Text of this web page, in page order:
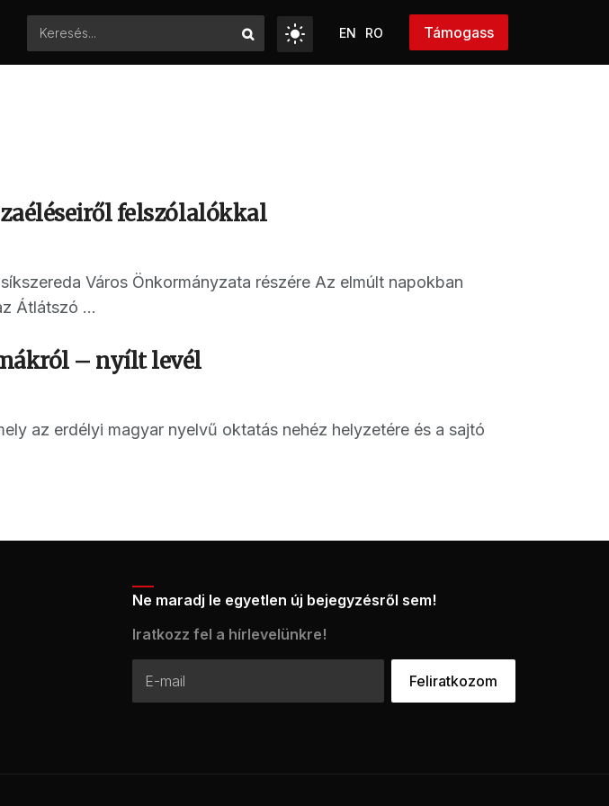
EN RO Támogass
felszólalókkal
Város Önkormányzata részére Az elmúlt napokban
Átlátszó ...
– nyílt levél
az erdélyi magyar nyelvű oktatás nehéz helyzetére és a sajtó
Ne maradj le egyetlen új bejegyzésről sem!
Iratkozz fel a hírlevelünkre!